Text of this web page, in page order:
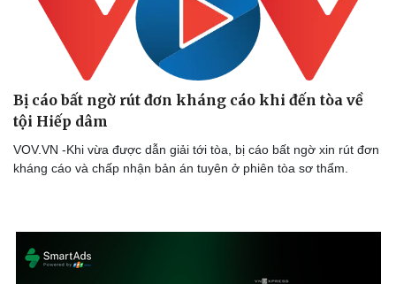
Bị cáo bất ngờ rút đơn kháng cáo khi đến tòa về
tội Hiếp dâm
VOV.VN -Khi vừa được dẫn giải tới tòa, bị cáo bất ngờ xin rút đơn
kháng cáo và chấp nhận bản án tuyên ở phiên tòa sơ thẩm.